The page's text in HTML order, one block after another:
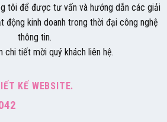
tôi để được tư vấn và hướng dẫn các giải
động kinh doanh trong thời đại công nghệ
thông tin.
chi tiết mời quý khách liên hệ.
KẾ WEBSITE.